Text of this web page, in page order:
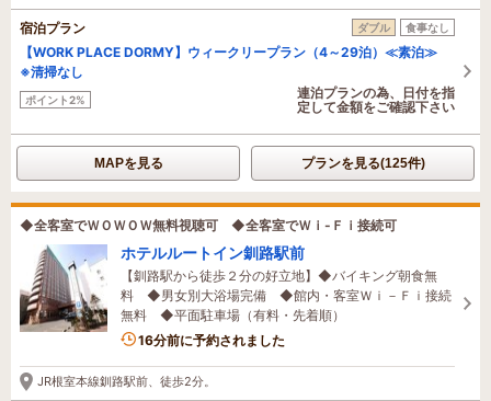
宿泊プラン ダブル 食事なし
【WORK PLACE DORMY】ウィークリープラン（4～29泊）≪素泊≫
※清掃なし
ポイント2%
連泊プランの為、日付を指
定して金額をご確認下さい
MAPを見る プランを見る(125件)
◆全客室でＷＯＷＯＷ無料視聴可 ◆全客室でＷｉ-Ｆｉ接続可
ホテルルートイン釧路駅前
【釧路駅から徒歩２分の好立地】◆バイキング朝食無
料 ◆男女別大浴場完備 ◆館内・客室Ｗｉ－Ｆｉ接続
無料 ◆平面駐車場（有料・先着順）
3名がこの宿を見ています
16分前に予約されました
JR根室本線釧路駅前、徒歩2分。